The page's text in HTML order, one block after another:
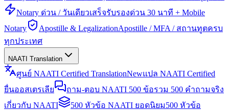
Notary ด่วน / วันเดียวเสร็จรับรองด่วน 30 นาที + Mobile
Notary
Apostille & LegalizationApostille / MFA / สถานทูตครบ
ทุกประเทศ
NAATI Translation
ศูนย์ NAATI Certified TranslationNewแปล NAATI Certified
ยื่นออสเตรเลีย
ถาม-ตอบ NAATI 500 ข้อรวม 500 คำถามจริง
เกี่ยวกับ NAATI
500 หัวข้อ NAATI ยอดนิยม500 หัวข้อ